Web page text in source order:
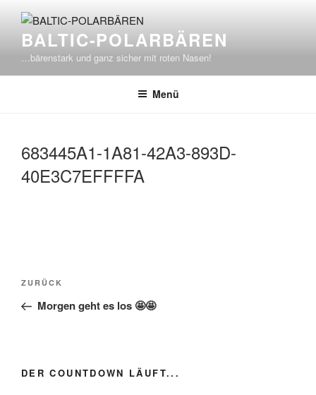
Inhalt
springenBALTIC-POLARBÄREN
…bärenstark und ganz sicher mit roten Nasen!
Menü
683445A1-1A81-42A3-893D-
40E3C7EFFFFA
Beitragsnavigation
Vorheriger
Beitrag
ZURÜCK
Morgen geht es los 🤩🤩
DER COUNTDOWN LÄUFT...